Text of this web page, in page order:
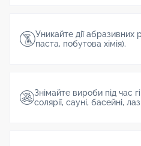
Уникайте дії абразивних
паста, побутова хімія).
Знімайте вироби під час
солярії, сауні, басейні,